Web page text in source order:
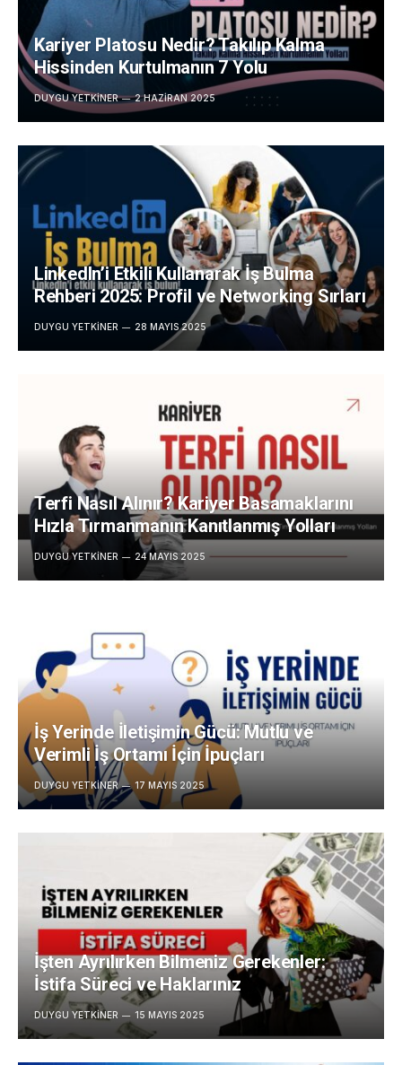
Kariyer Platosu Nedir? Takılıp Kalma
Hissinden Kurtulmanın 7 Yolu
DUYGU YETKINER 2 HAZIRAN 2025
LinkedIn’i Etkili Kullanarak İş Bulma
Rehberi 2025: Profil ve Networking Sırları
DUYGU YETKINER 28 MAYIS 2025
Terfi Nasıl Alınır? Kariyer Basamaklarını
Hızla Tırmanmanın Kanıtlanmış Yolları
DUYGU YETKINER 24 MAYIS 2025
İş Yerinde İletişimin Gücü: Mutlu ve
Verimli İş Ortamı İçin İpuçları
DUYGU YETKINER 17 MAYIS 2025
İşten Ayrılırken Bilmeniz Gerekenler:
İstifa Süreci ve Haklarınız
DUYGU YETKINER 15 MAYIS 2025